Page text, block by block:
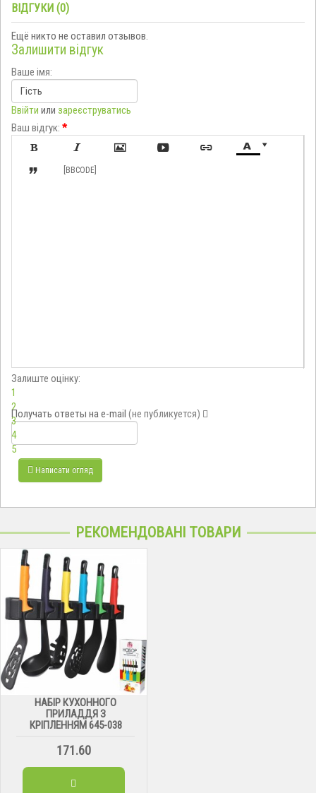
ВІДГУКИ (0)
Ещё никто не оставил отзывов.
Залишити відгук
Ваше імя:
Ввійти или зареєструватись
Ваш відгук: *

     
 [BBCODE]
Залиште оцінку:
1
2
3
4
5
Получать ответы на e-mail (не публикуется)
Написати огляд
РЕКОМЕНДОВАНІ ТОВАРИ
НАБІР КУХОННОГО
ПРИЛАДДЯ З
КРІПЛЕННЯМ 645-038
171.60